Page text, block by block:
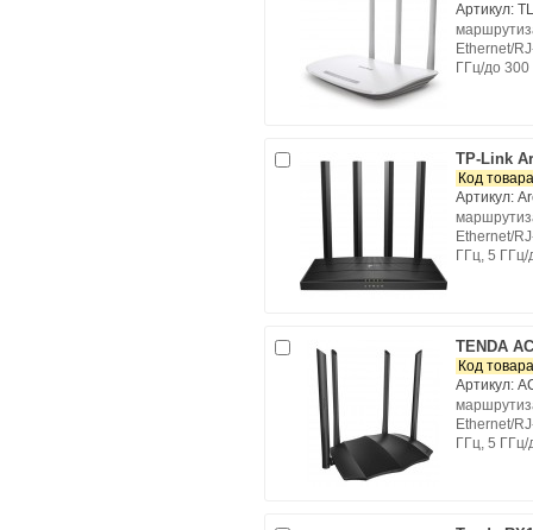
Артикул:
Ethernet/
ГГц/до
TP-Link
Код
Артикул:
Ethernet/
ГГц, 5
TENDA
Код
Артикул:
Ethernet/
ГГц, 5